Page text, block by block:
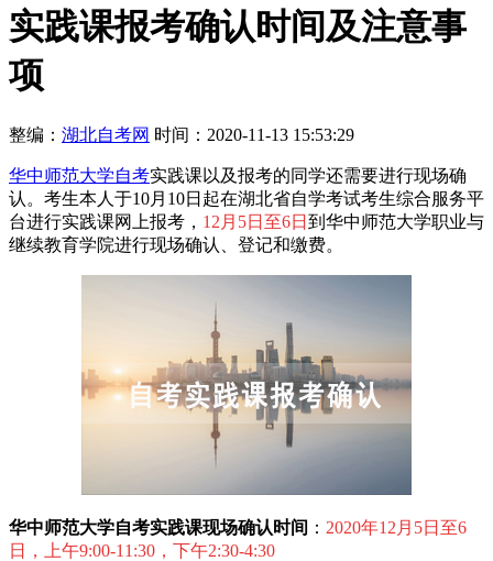
实践课报考确认时间及注意事
项
整编： 湖北自考网 时间：2020-11-13 15:53:29
华中师范大学自考实践课以及报考的同学还需要进行现场确
认。考生本人于10月10日起在湖北省自学考试考生综合服务平
台进行实践课网上报考， 12月5日至6日 到华中师范大学职业与
继续教育学院进行现场确认、登记和缴费。
华中师范大学自考实践课现场确认时间 ： 2020年12月5日至6
日，上午9:00-11:30，下午2:30-4:30